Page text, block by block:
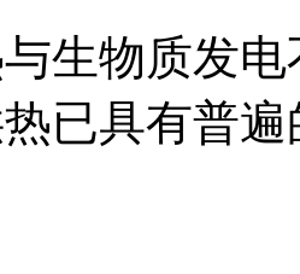
生物质发
已具有普